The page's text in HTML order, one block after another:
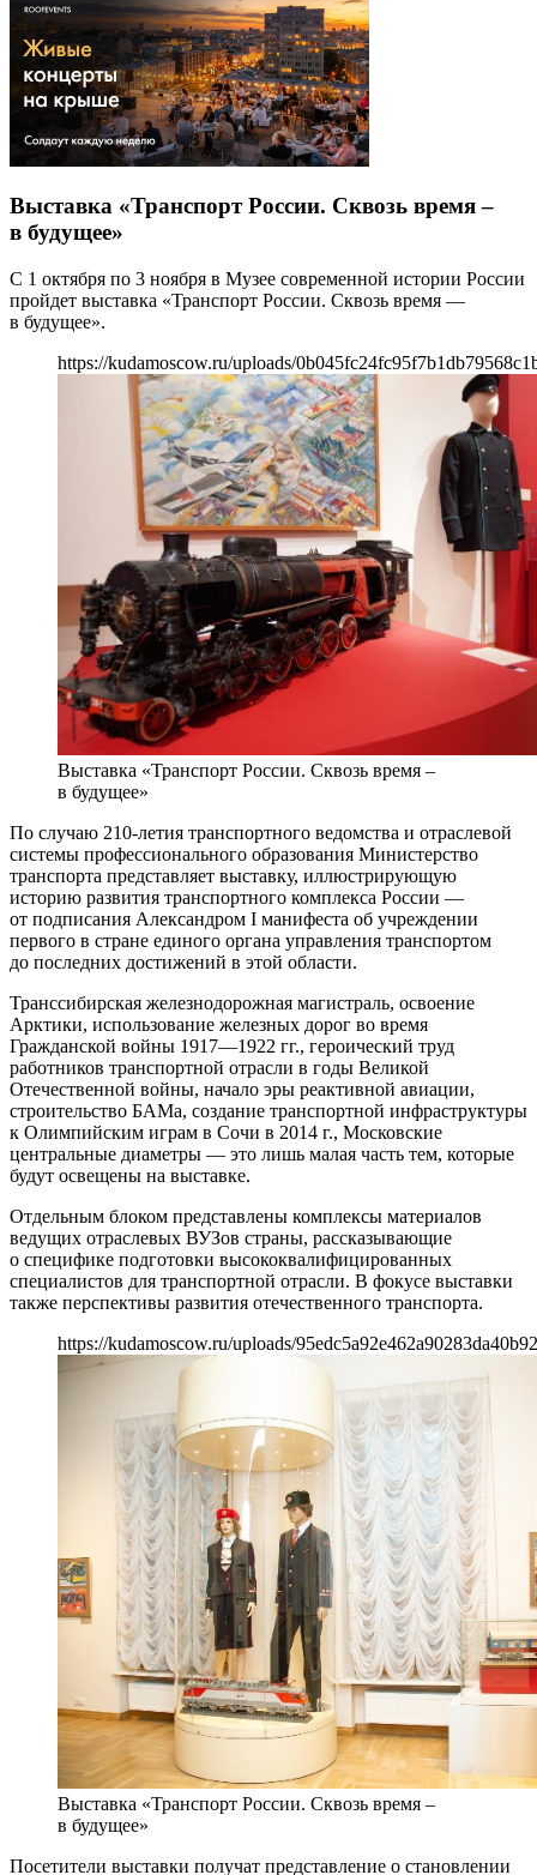
Выставка «Транспорт России. Сквозь время –
в будущее»
С 1 октября по 3 ноября в Музее современной истории России
пройдет выставка «Транспорт России. Сквозь время —
в будущее».
https://kudamoscow.ru/uploads/
Выставка «Транспорт России. Сквозь время –
в будущее»
По случаю 210-летия транспортного ведомства и отраслевой
системы профессионального образования Министерство
транспорта представляет выставку, иллюстрирующую
историю развития транспортного комплекса России —
от подписания Александром I манифеста об учреждении
первого в стране единого органа управления транспортом
до последних достижений в этой области.
Транссибирская железнодорожная магистраль, освоение
Арктики, использование железных дорог во время
Гражданской войны 1917—1922 гг., героический труд
работников транспортной отрасли в годы Великой
Отечественной войны, начало эры реактивной авиации,
строительство БАМа, создание транспортной инфраструктуры
к Олимпийским играм в Сочи в 2014 г., Московские
центральные диаметры — это лишь малая часть тем, которые
будут освещены на выставке.
Отдельным блоком представлены комплексы материалов
ведущих отраслевых ВУЗов страны, рассказывающие
о специфике подготовки высококвалифицированных
специалистов для транспортной отрасли. В фокусе выставки
также перспективы развития отечественного транспорта.
https://kudamoscow.ru/uploads/
Выставка «Транспорт России. Сквозь время –
в будущее»
Посетители выставки получат представление о становлении